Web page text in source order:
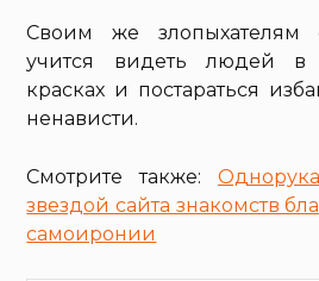
Своим же злопыхателям
учится видеть людей в
красках и постараться
ненависти.
Смотрите также:
звездой сайта знакомств
самоиронии